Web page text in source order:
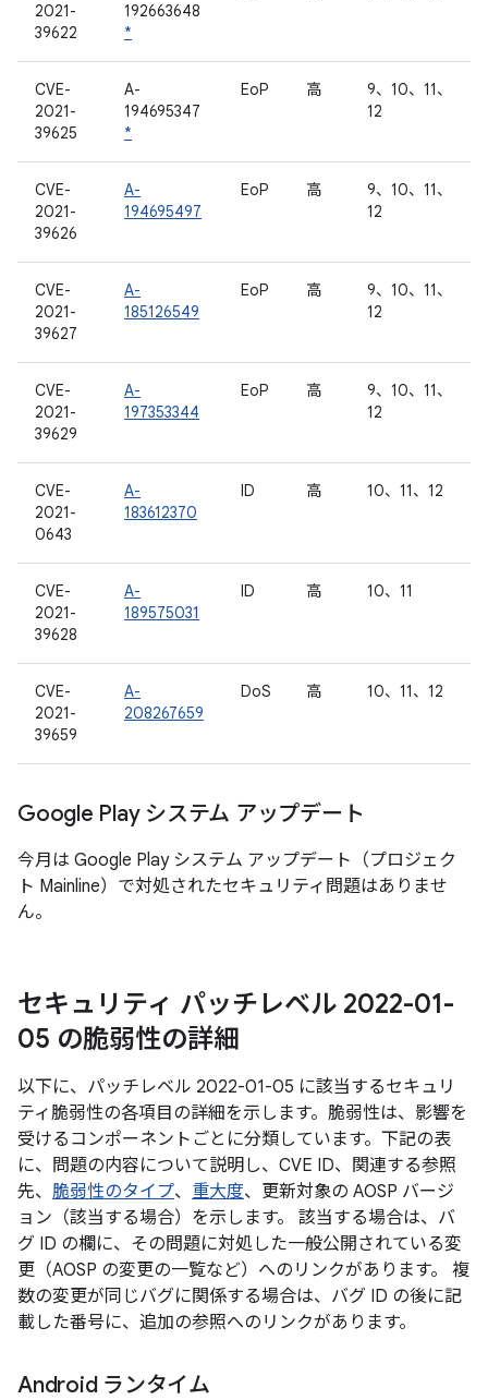
2021-
39622
192663648
*
CVE-
2021-
39625
A-
194695347
*
EoP 高
9、10、11、
12
CVE-
2021-
39626
A-
194695497
EoP 高
9、10、11、
12
CVE-
2021-
39627
A-
185126549
EoP 高
9、10、11、
12
CVE-
2021-
39629
A-
197353344
EoP 高
9、10、11、
12
CVE-
2021-
0643
A-
183612370
ID 高 10、11、12
CVE-
2021-
39628
A-
189575031
ID 高 10、11
CVE-
2021-
39659
A-
208267659
DoS 高 10、11、12
Google Play システム アップデート
今月は Google Play システム アップデート（プロジェク
ト Mainline）で対処されたセキュリティ問題はありませ
ん。
セキュリティ パッチレベル 2022-01-
05 の脆弱性の詳細
以下に、パッチレベル 2022-01-05 に該当するセキュリ
ティ脆弱性の各項目の詳細を示します。脆弱性は、影響を
受けるコンポーネントごとに分類しています。下記の表
に、問題の内容について説明し、CVE ID、関連する参照
先、 脆弱性のタイプ、 重大度、更新対象の AOSP バージ
ョン（該当する場合）を示します。 該当する場合は、バ
グ ID の欄に、その問題に対処した一般公開されている変
更（AOSP の変更の一覧など）へのリンクがあります。 複
数の変更が同じバグに関係する場合は、バグ ID の後に記
載した番号に、追加の参照へのリンクがあります。
Android ランタイム